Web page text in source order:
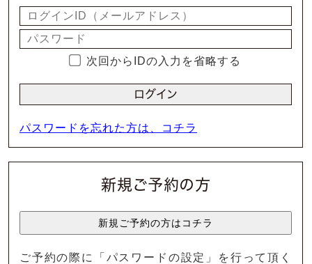
次回からIDの入力を省略する
パスワードを忘れた方は、コチラ
新規ご予約の方
ご予約の際に「パスワードの設定」を行って頂く